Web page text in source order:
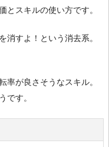
とスキルの使い方です。
消すよ！という消去系。
率が良さそうなスキル。
です。